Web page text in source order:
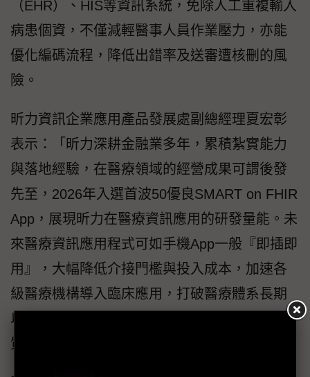
（EHR）、HIS等資訊系統，免除人工重複輸入
病患個資，不僅減輕醫事人員作業壓力，亦能
優化編碼流程，降低出錯率及送審遭核刪的風
險。
昕力資訊企業應用產品發展處副總經理夏宏彰
表示：「昕力深耕金融業多年，累積紮實能力
與落地經驗，在醫療領域的經營成果可謂後發
先至，2026年入選首波50優良SMART on FHIR
App，展現昕力在醫療資訊應用的研發量能。未
來醫療資訊應用程式可如手機App一般『即插即
用』，大幅降低介接門檻與投入成本，加速各
級醫療機構導入臨床應用，打破醫療體系長期
以來數據各自為政的困境，帶動診療效率與品
質提升。」